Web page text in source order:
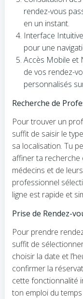
rendez-vous
en un instant.
Interface
pour une
Accès Mobile et
de vos rendez-
personnalisés
Recherche de
Pour trouver un
suffit de saisir le
sa localisation. Tu
affiner ta recherche
médecins et de
professionnel
ligne est rapide et
Prise de Rendez-
Pour prendre
suffit de
choisir la date et
confirmer la
cette fonctionnalité
ton emploi du